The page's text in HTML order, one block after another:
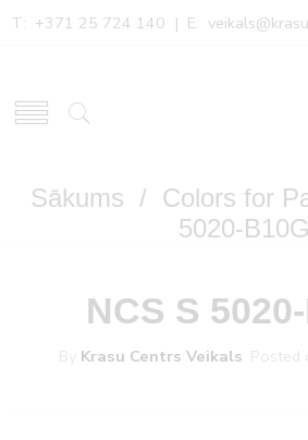
T: +371 25 724 140 | E:
Sākums / Colors for
5020-B10G
NCS S
By Krasu Centrs Veikals Posted